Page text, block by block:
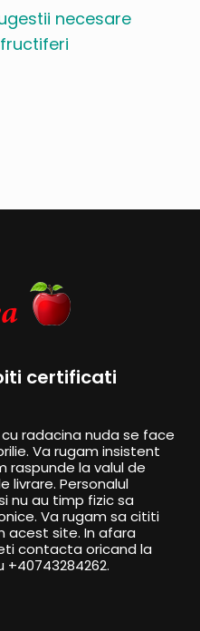
necesare
certificati
radacina nuda se face
Va rugam insistent
raspunde la valul de
livrare. Personalul
nu au timp fizic sa
Va rugam sa cititi
acest site. In afara
contacta oricand la
+40743284262.